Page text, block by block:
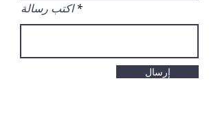
اكتب رسالة
إرسال